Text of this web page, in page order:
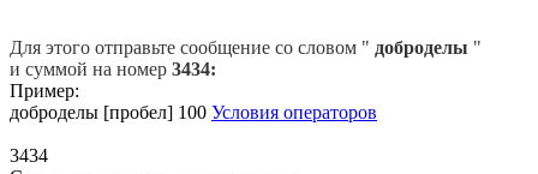
Для этого отправьте сообщение со словом " доброделы "
и суммой на номер 3434:
Пример:
доброделы [пробел] 100 Условия операторов
3434